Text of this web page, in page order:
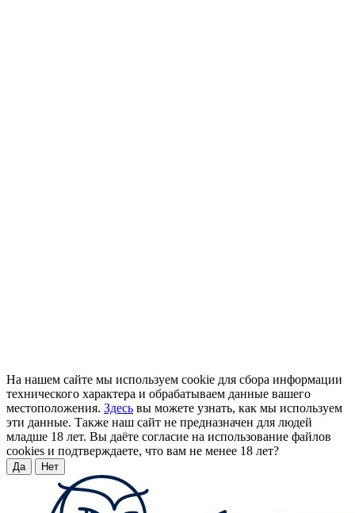
На нашем сайте мы используем cookie для сбора информации
технического характера и обрабатываем данные вашего
местоположения. Здесь вы можете узнать, как мы используем
эти данные. Также наш сайт не предназначен для людей
младше 18 лет. Вы даёте согласие на использование файлов
cookies и подтверждаете, что вам не менее 18 лет?
Да Нет